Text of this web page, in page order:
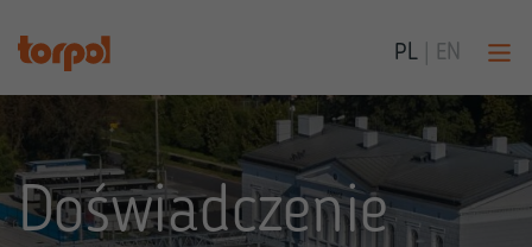
PL EN
Doświadczenie